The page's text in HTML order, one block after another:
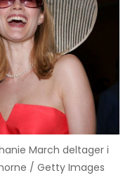
March deltager i
/ Getty Images